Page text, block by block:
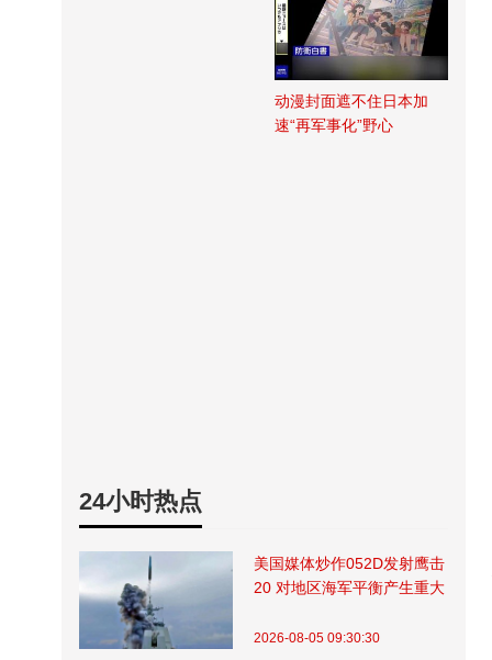
动漫封面遮不住日本加
速“再军事化”野心
24小时热点
美国媒体炒作052D发射鹰击
20 对地区海军平衡产生重大
2026-08-05 09:30:30